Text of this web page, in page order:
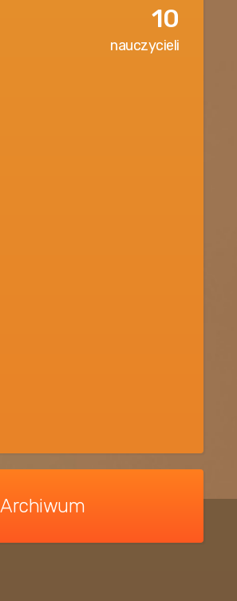
10
nauczycieli
Archiwum